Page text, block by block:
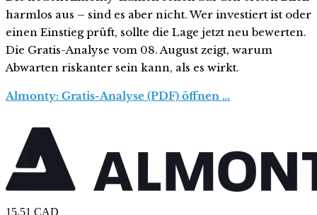
harmlos aus – sind es aber nicht. Wer investiert ist oder
einen Einstieg prüft, sollte die Lage jetzt neu bewerten.
Die Gratis-Analyse vom 08. August zeigt, warum
Abwarten riskanter sein kann, als es wirkt.
Almonty: Gratis-Analyse (PDF) öffnen …
15,51 CAD